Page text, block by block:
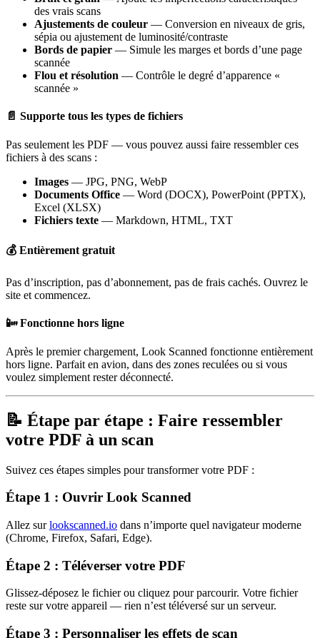
des vrais scans
Ajustements de couleur — Conversion en niveaux de gris,
sépia ou ajustement de luminosité/contraste
Bords de papier — Simule les marges et bords d’une page
scannée
Flou et résolution — Contrôle le degré d’apparence «
scannée »
📄 Supporte tous les types de fichiers
Pas seulement les PDF — vous pouvez aussi faire ressembler ces
fichiers à des scans :
Images — JPG, PNG, WebP
Documents Office — Word (DOCX), PowerPoint (PPTX),
Excel (XLSX)
Fichiers texte — Markdown, HTML, TXT
💰 Entièrement gratuit
Pas d’inscription, pas d’abonnement, pas de frais cachés. Ouvrez le
site et commencez.
📴 Fonctionne hors ligne
Après le premier chargement, Look Scanned fonctionne entièrement
hors ligne. Parfait en avion, dans des zones reculées ou si vous
voulez simplement rester déconnecté.
📝 Étape par étape : Faire ressembler
votre PDF à un scan
Suivez ces étapes simples pour transformer votre PDF :
Étape 1 : Ouvrir Look Scanned
Allez surlookscanned.io dans n’importe quel navigateur moderne
(Chrome, Firefox, Safari, Edge).
Étape 2 : Téléverser votre PDF
Glissez-déposez le fichier ou cliquez pour parcourir. Votre fichier
reste sur votre appareil — rien n’est téléversé sur un serveur.
Étape 3 : Personnaliser les effets de scan